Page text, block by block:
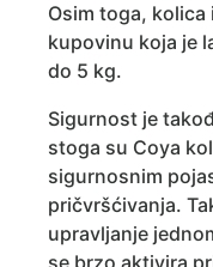
Osim toga,
kupovinu koja je
do 5 kg.
Sigurnost je
stoga su Coya
sigurnosnim
pričvršćivanja.
upravljanje